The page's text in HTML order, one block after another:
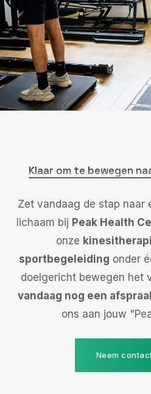
Klaar om te bewegen
Zet vandaag de stap naar
lichaam bij Peak Health
onze
sportbegeleiding onder
doelgericht bewegen het
vandaag nog een
ons aan jouw
Neem